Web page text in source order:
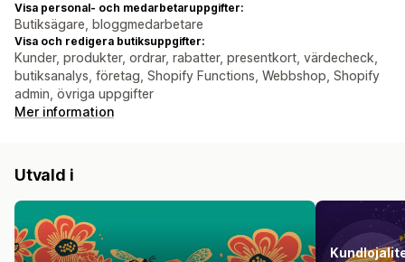
Visa personal- och medarbetaruppgifter:
Butiksägare, bloggmedarbetare
Visa och redigera butiksuppgifter:
Kunder, produkter, ordrar, rabatter, presentkort, värdecheck,
butiksanalys, företag, Shopify Functions, Webbshop, Shopify
admin, övriga uppgifter
Mer information
Utvald i